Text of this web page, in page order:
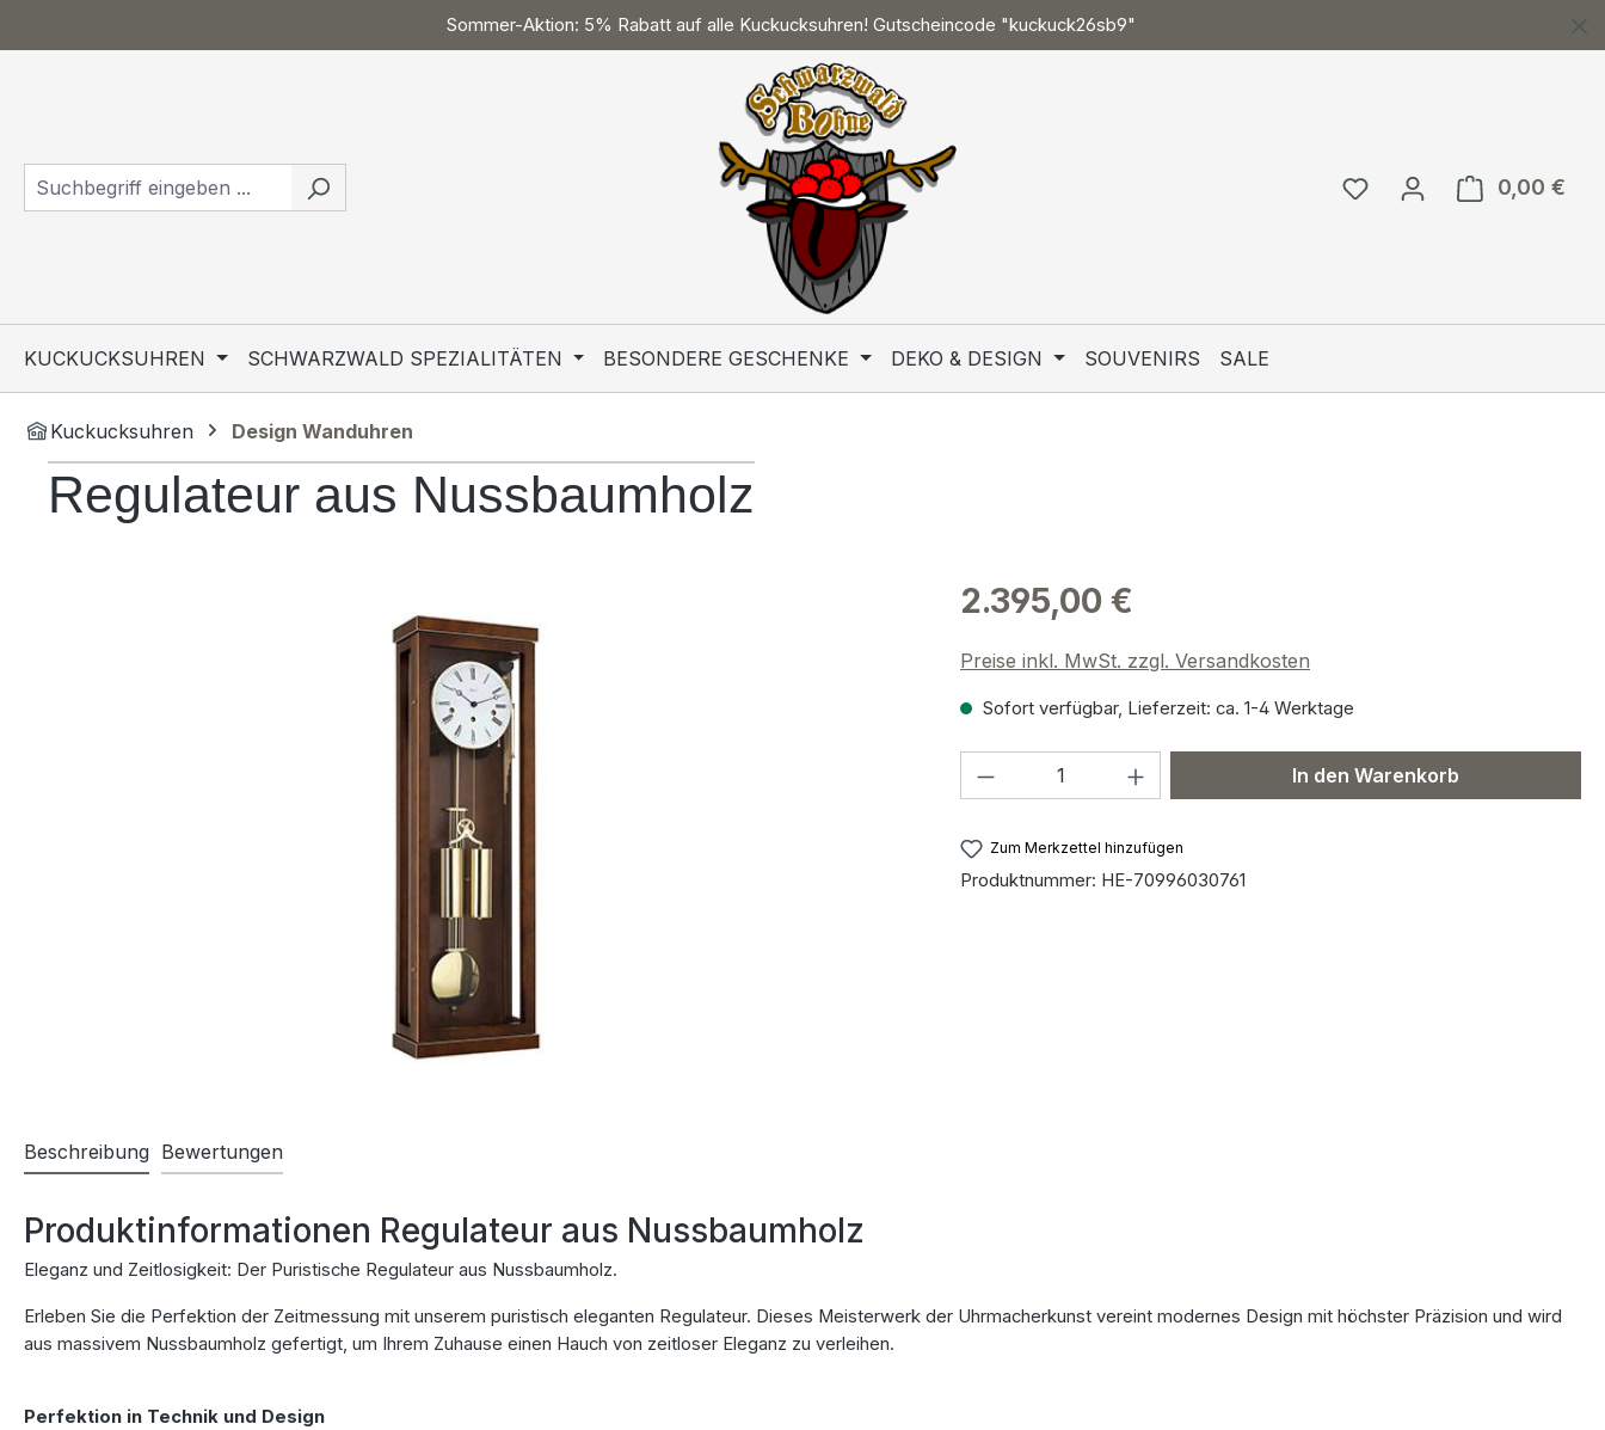
Sommer-Aktion: 5% Rabatt auf alle Kuckucksuhren! Gutscheincode "kuckuck26sb9"
0,00 €
KUCKUCKSUHREN SCHWARZWALD SPEZIALITÄTEN BESONDERE GESCHENKE DEKO & DESIGN SOUVENIRS SALE
Kuckucksuhren Design Wanduhren
Regulateur aus Nussbaumholz
2.395,00 €
Preise inkl. MwSt. zzgl. Versandkosten
Sofort verfügbar, Lieferzeit: ca. 1-4 Werktage
Produkt Anzahl: Gib den gewünschten Wert
In den Warenkorb
Zum Merkzettel hinzufügen
Produktnummer: HE-70996030761
Beschreibung Bewertungen
Produktinformationen Regulateur aus Nussbaumholz
Eleganz und Zeitlosigkeit: Der Puristische Regulateur aus Nussbaumholz.
Erleben Sie die Perfektion der Zeitmessung mit unserem puristisch eleganten Regulateur. Dieses Meisterwerk der Uhrmacherkunst vereint modernes Design mit höchster Präzision und wird
aus massivem Nussbaumholz gefertigt, um Ihrem Zuhause einen Hauch von zeitloser Eleganz zu verleihen.
Perfektion in Technik und Design